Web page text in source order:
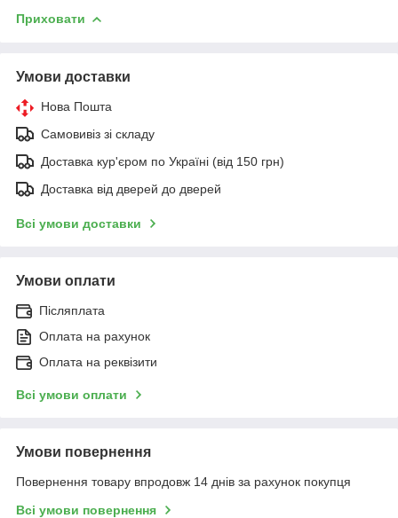
Приховати
Умови доставки
Нова Пошта
Самовивіз зі складу
Доставка кур'єром по Україні (від 150 грн)
Доставка від дверей до дверей
Всі умови доставки
Умови оплати
Післяплата
Оплата на рахунок
Оплата на реквізити
Всі умови оплати
Умови повернення
Повернення товару впродовж 14 днів за рахунок покупця
Всі умови повернення